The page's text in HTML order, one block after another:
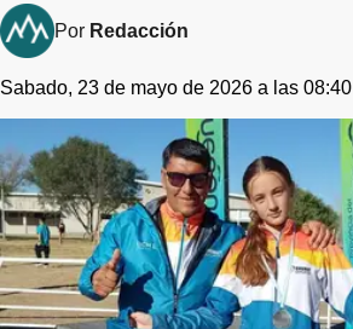
Por Redacción
Sabado, 23 de mayo de 2026 a las 08:40